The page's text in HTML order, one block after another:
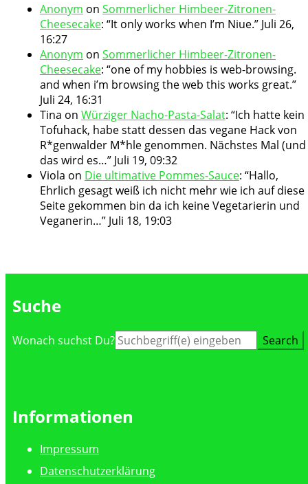
Anonym on Sommerlicher Himbeer-Zitronen-
Cheesecake: “It only works when I’m Niue.” Juli 26,
16:27
Anonym on Sommerlicher Himbeer-Zitronen-
Cheesecake: “one of my hobbies is web-browsing.
and when i’m browsing the web this works great.”
Juli 24, 16:31
Tina on Würziger Nacho-Pasta-Salat: “Ich hatte kein
Tofuhack, habe statt dessen das vegane Hack von
R*genwalder M*hle genommen. Nächstes Mal (und
das wird es…” Juli 19, 09:32
Viola on Die ultimative Pommes-Sauce: “Hallo,
Ehrlich gesagt weiß ich nicht mehr wie ich auf diese
Seite gekommen bin da ich keine Vegetarierin und
Veganerin…” Juli 18, 19:03
Suche
Suche
Wonach suchst Du?
Informationen
Impressum
Datenschutzerklärung